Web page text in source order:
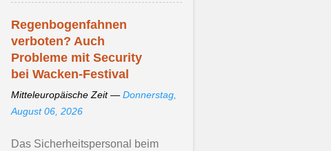
Regenbogenfahnen
verboten? Auch
Probleme mit Security
bei Wacken-Festival
Mitteleuropäische Zeit — Donnerstag,
August 06, 2026
Das Sicherheitspersonal beim